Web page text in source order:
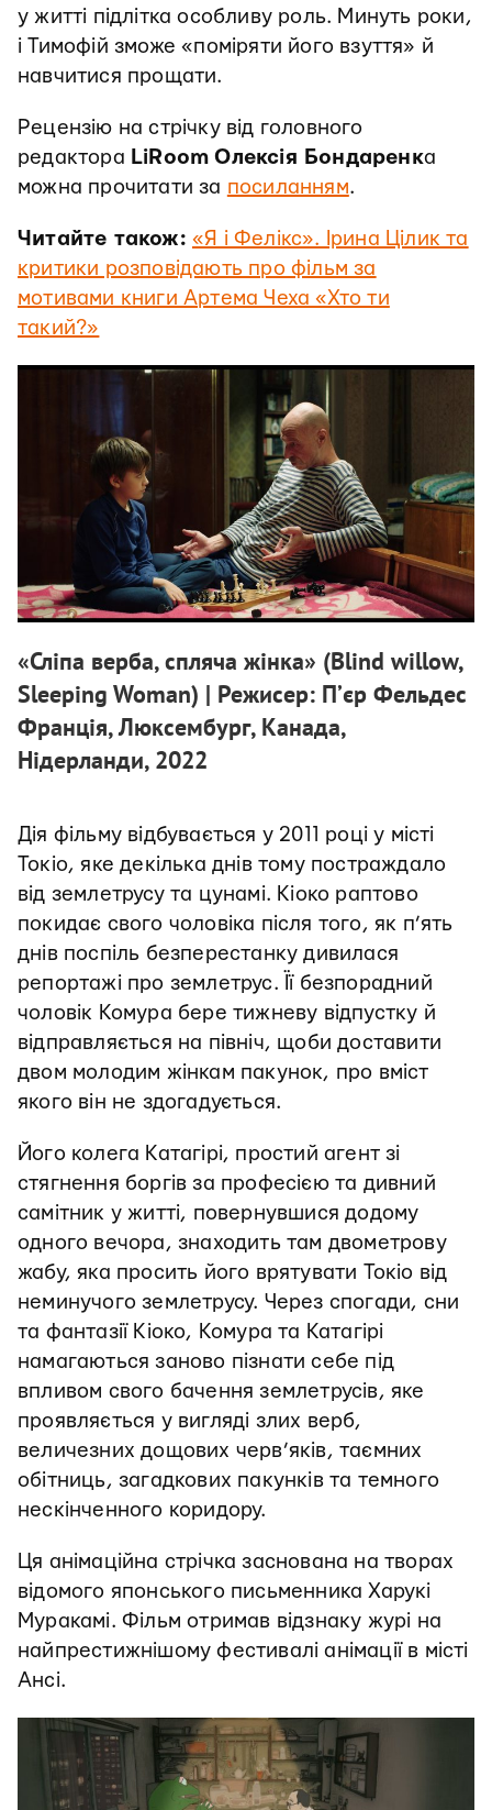
у житті підлітка особливу роль. Минуть роки,
і Тимофій зможе «поміряти його взуття» й
навчитися прощати.
Рецензію на стрічку від головного
редактора LiRoom Олексія Бондаренка
можна прочитати за посиланням.
Читайте також: «Я і Фелікс». Ірина Цілик та
критики розповідають про фільм за
мотивами книги Артема Чеха «Хто ти
такий?»
«Сліпа верба, спляча жінка» (Blind willow,
Sleeping Woman) | Режисер: П’єр Фельдес
Франція, Люксембург, Канада,
Нідерланди, 2022
Дія фільму відбувається у 2011 році у місті
Токіо, яке декілька днів тому постраждало
від землетрусу та цунамі. Кіоко раптово
покидає свого чоловіка після того, як п’ять
днів поспіль безперестанку дивилася
репортажі про землетрус. Її безпорадний
чоловік Комура бере тижневу відпустку й
відправляється на північ, щоби доставити
двом молодим жінкам пакунок, про вміст
якого він не здогадується.
Його колега Катагірі, простий агент зі
стягнення боргів за професією та дивний
самітник у житті, повернувшися додому
одного вечора, знаходить там двометрову
жабу, яка просить його врятувати Токіо від
неминучого землетрусу. Через спогади, сни
та фантазії Кіоко, Комура та Катагірі
намагаються заново пізнати себе під
впливом свого бачення землетрусів, яке
проявляється у вигляді злих верб,
величезних дощових черв’яків, таємних
обітниць, загадкових пакунків та темного
нескінченного коридору.
Ця анімаційна стрічка заснована на творах
відомого японського письменника Харукі
Муракамі. Фільм отримав відзнаку журі на
найпрестижнішому фестивалі анімації в місті
Ансі.